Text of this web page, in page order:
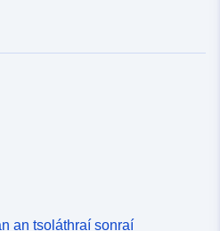
an tsoláthraí sonraí